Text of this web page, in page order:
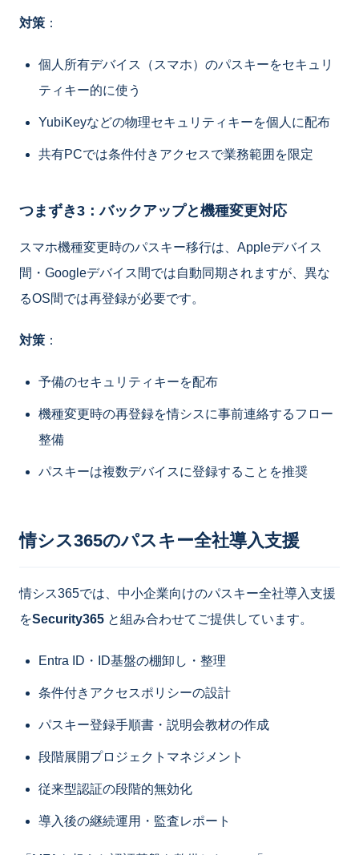
対策 ：
個人所有デバイス（スマホ）のパスキーをセキュリ
ティキー的に使う
YubiKeyなどの物理セキュリティキーを個人に配布
共有PCでは条件付きアクセスで業務範囲を限定
つまずき3：バックアップと機種変更対応
スマホ機種変更時のパスキー移行は、Appleデバイス
間・Googleデバイス間では自動同期されますが、異な
るOS間では再登録が必要です。
対策 ：
予備のセキュリティキーを配布
機種変更時の再登録を情シスに事前連絡するフロー
整備
パスキーは複数デバイスに登録することを推奨
情シス365のパスキー全社導入支援
情シス365では、中小企業向けのパスキー全社導入支援
をSecurity365 と組み合わせてご提供しています。
Entra ID・ID基盤の棚卸し・整理
条件付きアクセスポリシーの設計
パスキー登録手順書・説明会教材の作成
段階展開プロジェクトマネジメント
従来型認証の段階的無効化
導入後の継続運用・監査レポート